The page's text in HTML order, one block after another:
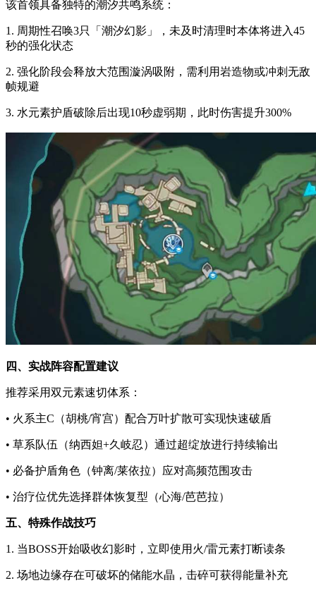
该首领具备独特的潮汐共鸣系统：
1. 周期性召唤3只「潮汐幻影」，未及时清理时本体将进入45
秒的强化状态
2. 强化阶段会释放大范围漩涡吸附，需利用岩造物或冲刺无敌
帧规避
3. 水元素护盾破除后出现10秒虚弱期，此时伤害提升300%
四、实战阵容配置建议
推荐采用双元素速切体系：
• 火系主C（胡桃/宵宫）配合万叶扩散可实现快速破盾
• 草系队伍（纳西妲+久岐忍）通过超绽放进行持续输出
• 必备护盾角色（钟离/莱依拉）应对高频范围攻击
• 治疗位优先选择群体恢复型（心海/芭芭拉）
五、特殊作战技巧
1. 当BOSS开始吸收幻影时，立即使用火/雷元素打断读条
2. 场地边缘存在可破坏的储能水晶，击碎可获得能量补充